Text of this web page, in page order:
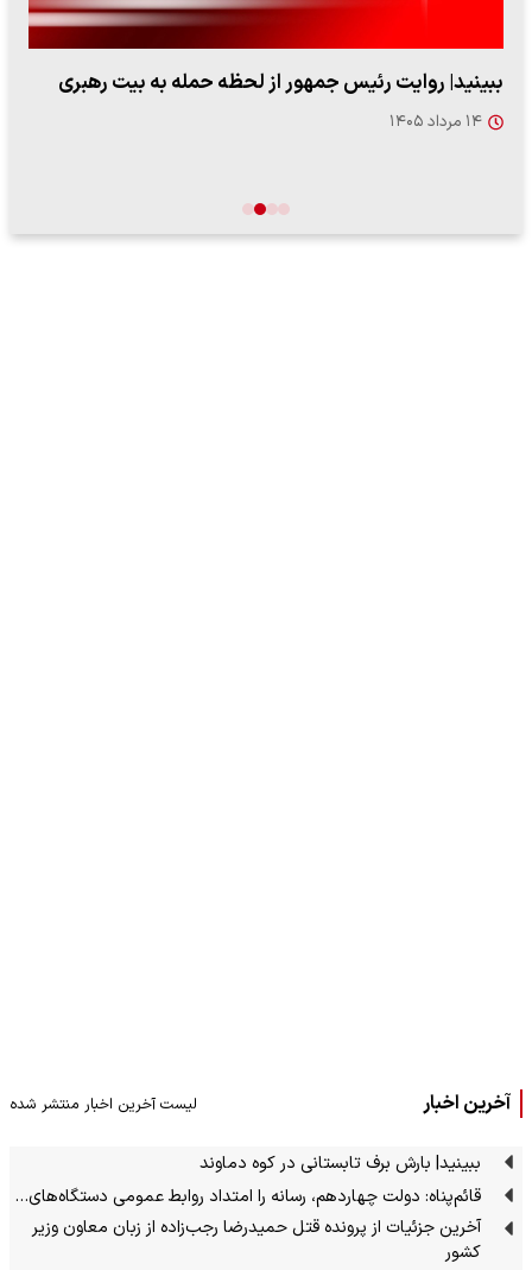
ببینید| روایت رئیس جمهور از لحظه حمله به بیت رهبری
۱۴ مرداد ۱۴۰۵
آخرین اخبار لیست آخرین اخبار منتشر شده
ببینید| بارش برف تابستانی در کوه دماوند
قائم‌پناه: دولت چهاردهم، رسانه را امتداد روابط عمومی دستگاه‌های…
آخرین جزئیات از پرونده قتل حمیدرضا رجب‌زاده از زبان معاون وزیر
کشور